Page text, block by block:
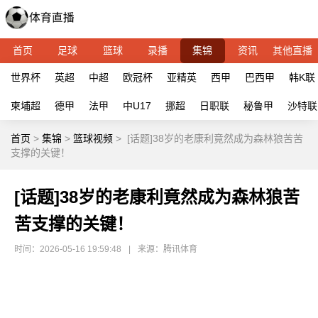
首页 足球 篮球 录播 集锦 资讯 其他直播
世界杯 英超 中超 欧冠杯 亚精英 西甲 巴西甲 韩K联
柬埔超 德甲 法甲 中U17 挪超 日职联 秘鲁甲 沙特联
首页 > 集锦 > 篮球视频 > [话题]38岁的老康利竟然成为森林狼苦苦
支撑的关键！
[话题]38岁的老康利竟然成为森林狼苦
苦支撑的关键！
时间：2026-05-16 19:59:48 来源：腾讯体育